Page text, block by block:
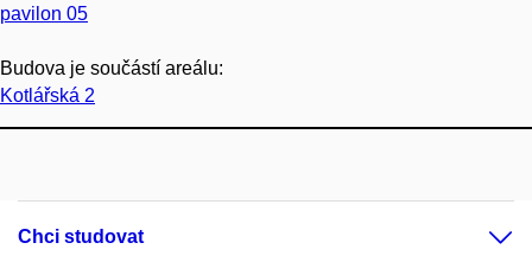
pavilon 05
Budova je součástí areálu:
Kotlářská 2
Chci studovat